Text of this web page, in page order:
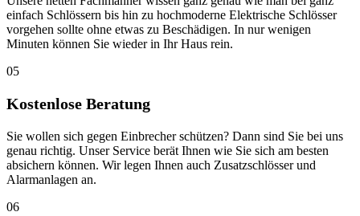
einfach Schlössern bis hin zu hochmoderne Elektrische Schlösser
vorgehen sollte ohne etwas zu Beschädigen. In nur wenigen
Minuten können Sie wieder in Ihr Haus rein.
05
Kostenlose Beratung
Sie wollen sich gegen Einbrecher schützen? Dann sind Sie bei uns
genau richtig. Unser Service berät Ihnen wie Sie sich am besten
absichern können. Wir legen Ihnen auch Zusatzschlösser und
Alarmanlagen an.
06